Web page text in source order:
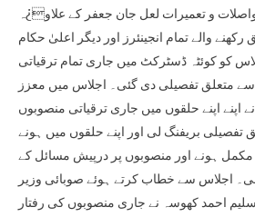
و تعمیرات لعل جان جعفر کے علاو¿ہ
والے تمام انجینئرز اور دیگر اعلیٰ حکام
کو کوئٹہ ڈسٹرکٹ میں جاری تمام ترقیاتی
متعلق تفصیلی دی گئی۔ اجلاس میں معزز
اپنے اپنے حلقوں میں جاری ترقیاتی منصوبوں
بریفنگ لی اور اپنے حلقوں میں ہونے
مکمل ہونے اور منصوبوں پر درپیش مسائل کے
اجلاس سے خطاب کرتے ہوئے صوبائی وزیر
احمد کھوسہ نے جاری منصوبوں کی رفتار